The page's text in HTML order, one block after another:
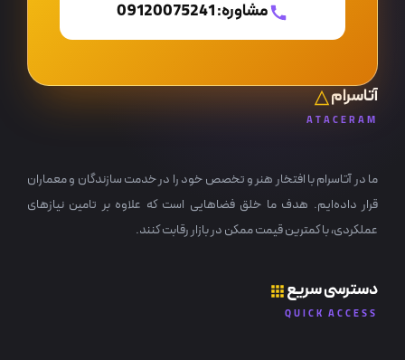
آتاسرام
ATACERAM
ما در آتاسرام با افتخار هنر و تخصص خود را در خدمت سازندگان و معماران
قرار داده‌ایم. هدف ما خلق فضاهایی است که علاوه بر تامین نیازهای
عملکردی، با کمترین قیمت ممکن در بازار رقابت کنند.
دسترسی سریع
QUICK ACCESS
مشاوره: 09120075241